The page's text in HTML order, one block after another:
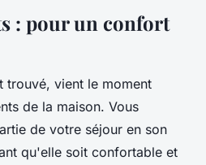
: pour un confort
trouvé, vient le moment
de la maison. Vous
de votre séjour en son
qu'elle soit confortable et